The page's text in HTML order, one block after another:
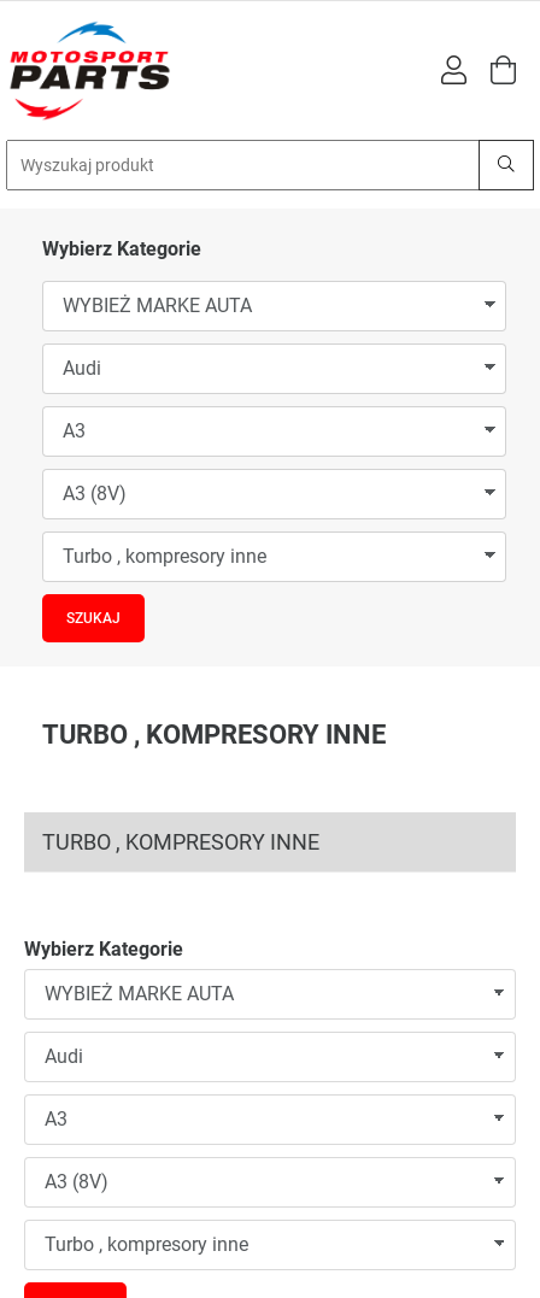
Wybierz Kategorie
TURBO , KOMPRESORY INNE
TURBO , KOMPRESORY INNE
Wybierz Kategorie